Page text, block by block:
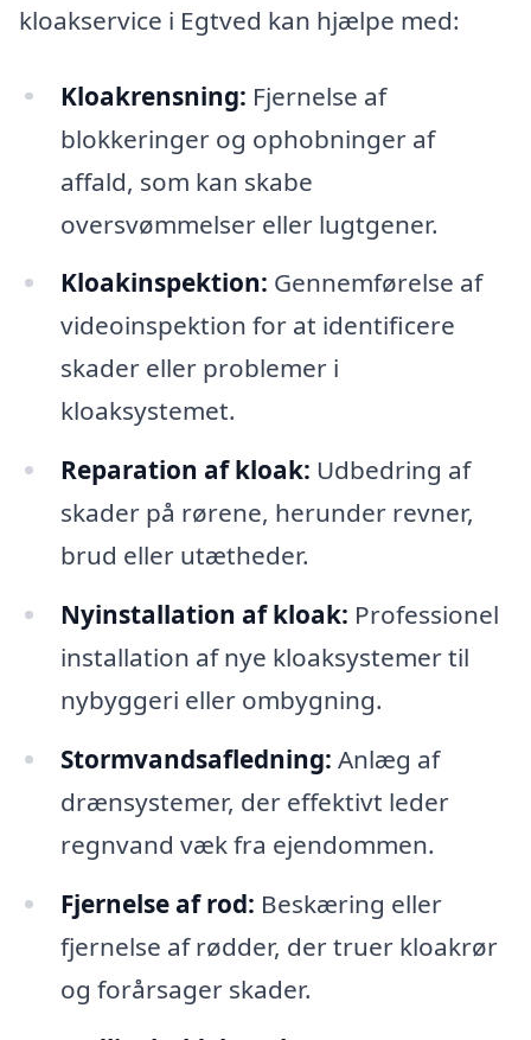
kloakservice i Egtved kan hjælpe med:
Kloakrensning: Fjernelse af
blokkeringer og ophobninger af
affald, som kan skabe
oversvømmelser eller lugtgener.
Kloakinspektion: Gennemførelse af
videoinspektion for at identificere
skader eller problemer i
kloaksystemet.
Reparation af kloak: Udbedring af
skader på rørene, herunder revner,
brud eller utætheder.
Nyinstallation af kloak: Professionel
installation af nye kloaksystemer til
nybyggeri eller ombygning.
Stormvandsafledning: Anlæg af
drænsystemer, der effektivt leder
regnvand væk fra ejendommen.
Fjernelse af rod: Beskæring eller
fjernelse af rødder, der truer kloakrør
og forårsager skader.